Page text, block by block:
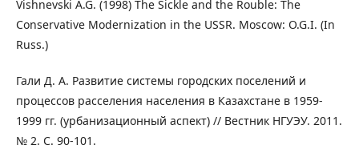
Vishnevski A.G. (1998) The Sickle and the Rouble: The
Conservative Modernization in the USSR. Moscow: O.G.I. (In
Russ.)
Гали Д. А. Развитие системы городских поселений и
процессов расселения населения в Казахстане в 1959-
1999 гг. (урбанизационный аспект) // Вестник НГУЭУ. 2011.
№ 2. С. 90-101.